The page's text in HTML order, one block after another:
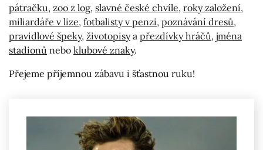
pátračku, zoo z log, slavné české chvíle, roky založení,
miliardáře v lize, fotbalisty v penzi, poznávání dresů,
pravidlové špeky, životopisya přezdívky hráčů, jména
stadionů nebo klubové znaky.
Přejeme příjemnou zábavu i šťastnou ruku!